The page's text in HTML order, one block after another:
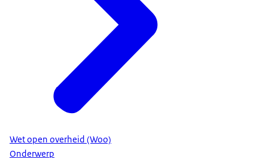
Wet open overheid (Woo)
Onderwerp